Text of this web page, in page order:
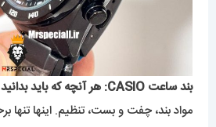
بند ساعت CASIO: هر آنچه که باید بدانید
مواد بند، چفت و بست، تنظیم. اینها تنها